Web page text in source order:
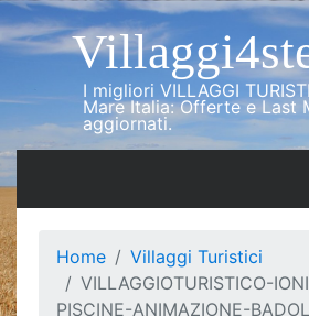
I migliori VILLAGGI
Mare Italia: Offerte e Last
aggiornati.
Home
Villaggi Turistici
VILLAGGIOTURISTICO-
PISCINE-ANIMAZIONE-